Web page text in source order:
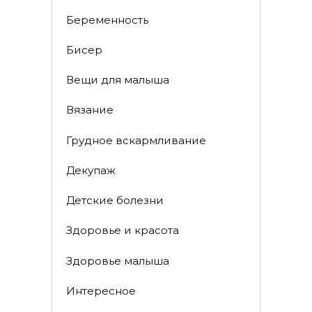
Беременность
Бисер
Вещи для малыша
Вязание
Грудное вскармливание
Декупаж
Детские болезни
Здоровье и красота
Здоровье малыша
Интересное